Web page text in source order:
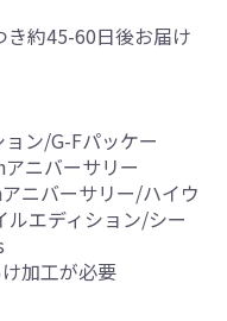
約45-60日後お届け
ン/G-Fパッケー
ニバーサリー
ニバーサリー/ハイウ
ルエディション/シー
加工が必要